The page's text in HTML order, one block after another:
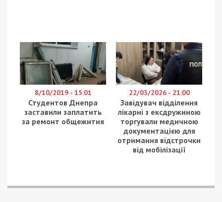
8/10/2019 - 15:01
Студентов Днепра
заставили заплатить
за ремонт общежития
22/03/2026 - 21:00
Завідувач відділення
лікарні з ексдружиною
торгували медичною
документацією для
отримання відстрочки
від мобілізації